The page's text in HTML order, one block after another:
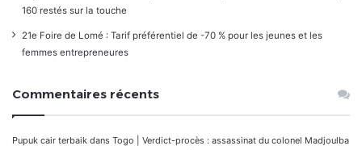
160 restés sur la touche
21e Foire de Lomé : Tarif préférentiel de -70 % pour les jeunes et les
femmes entrepreneures
Commentaires récents
Pupuk cair terbaik dans Togo | Verdict-procès : assassinat du colonel Madjoulba